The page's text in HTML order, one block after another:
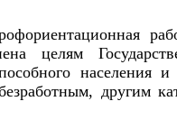
целям
населения
другим